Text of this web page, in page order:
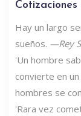
Hay un largo
sueños. —Rey
'Un hombre
convierte en
hombres se
'Rara vez